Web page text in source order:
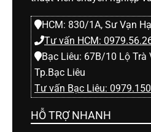
HCM: 830/1A, Sư Vạn
Tư vấn HCM:
Bạc Liêu: 67B/10 Lộ Trà
Tp.Bạc Liêu
Tư vấn Bạc Liêu:
HỖ TRỢ NHANH